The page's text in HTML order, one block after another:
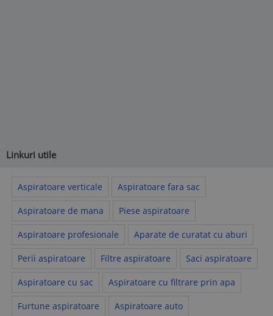
Linkuri utile
Aspiratoare verticale Aspiratoare fara sac
Aspiratoare de mana Piese aspiratoare
Aspiratoare profesionale Aparate de curatat cu aburi
Perii aspiratoare Filtre aspiratoare Saci aspiratoare
Aspiratoare cu sac Aspiratoare cu filtrare prin apa
Furtune aspiratoare Aspiratoare auto